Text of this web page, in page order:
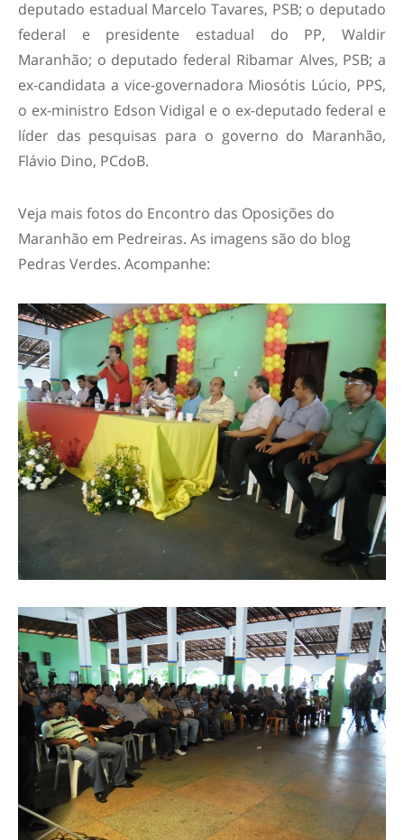
deputado estadual Marcelo Tavares, PSB; o deputado
federal e presidente estadual do PP, Waldir
Maranhão; o deputado federal Ribamar Alves, PSB; a
ex-candidata a vice-governadora Miosótis Lúcio, PPS,
o ex-ministro Edson Vidigal e o ex-deputado federal e
líder das pesquisas para o governo do Maranhão,
Flávio Dino, PCdoB.
Veja mais fotos do Encontro das Oposições do
Maranhão em Pedreiras. As imagens são do blog
Pedras Verdes. Acompanhe: